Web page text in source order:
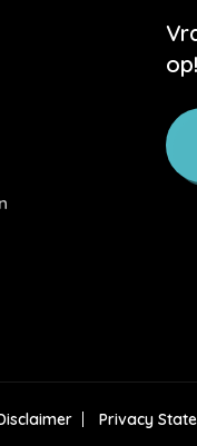
op!
Privacy